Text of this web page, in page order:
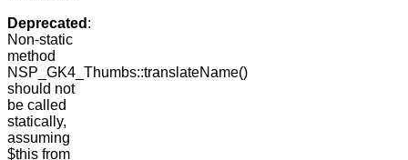
Deprecated :
Non-static
method
NSP_GK4_Thumbs::translateName()
should not
be called
statically,
assuming
$this from